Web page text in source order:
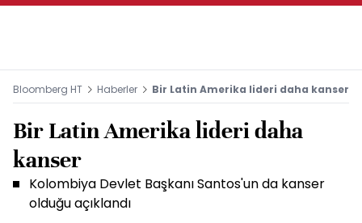
Bloomberg HT Haberler Bir Latin Amerika lideri daha kanser
Bir Latin Amerika lideri daha
kanser
Kolombiya Devlet Başkanı Santos'un da kanser
olduğu açıklandı